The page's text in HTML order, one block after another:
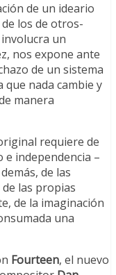
de un ideario
los de otros-
un
nos expone ante
de un sistema
nada cambie y
manera
requiere de
e independencia –
de las
las propias
de la imaginación
una
Fourteen, el nuevo